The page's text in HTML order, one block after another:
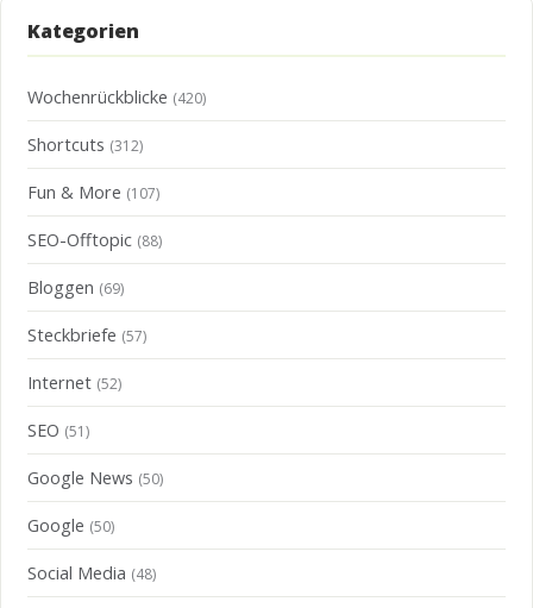
Kategorien
Wochenrückblicke (420)
Shortcuts (312)
Fun & More (107)
SEO-Offtopic (88)
Bloggen (69)
Steckbriefe (57)
Internet (52)
SEO (51)
Google News (50)
Google (50)
Social Media (48)